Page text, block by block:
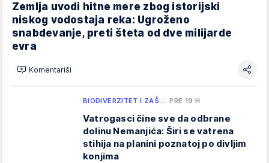
Zemlja uvodi hitne mere zbog istorijski
niskog vodostaja reka: Ugroženo
snabdevanje, preti šteta od dve milijarde
evra
Komentariši
BIODIVERZITET I ZAŠ… PRE 19 H
Vatrogasci čine sve da odbrane
dolinu Nemanjića: Širi se vatrena
stihija na planini poznatoj po divljim
konjima